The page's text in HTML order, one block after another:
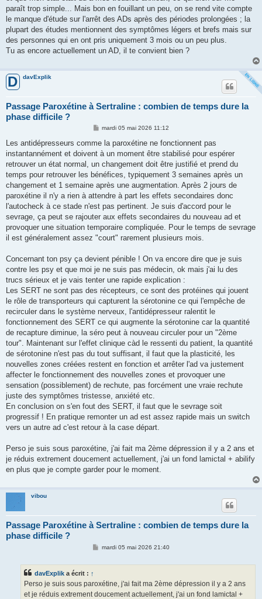
paraît trop simple... Mais bon en fouillant un peu, on se rend vite compte
le manque d'étude sur l'arrêt des ADs après des périodes prolongées ; la
plupart des études mentionnent des symptômes légers et brefs mais sur
des personnes qui en ont pris uniquement 3 mois ou un peu plus.
Tu as encore actuellement un AD, il te convient bien ?
D davExplik
Passage Paroxétine à Sertraline : combien de temps dure la
phase difficile ?
M
s
a
g
mardi 05 mai 2026 11:12
Les antidépresseurs comme la paroxétine ne fonctionnent pas
instantannément et doivent à un moment être stabilisé pour espérer
retrouver un état normal, un changement doit être justifié et prend du
temps pour retrouver les bénéfices, typiquement 3 semaines après un
changement et 1 semaine après une augmentation. Après 2 jours de
paroxétine il n'y a rien à attendre à part les effets secondaires donc
l'autocheck à ce stade n'est pas pertinent. Je suis d'accord pour le
sevrage, ça peut se rajouter aux effets secondaires du nouveau ad et
provoquer une situation temporaire compliquée. Pour le temps de sevrage
il est généralement assez "court" rarement plusieurs mois.
Concernant ton psy ça devient pénible ! On va encore dire que je suis
contre les psy et que moi je ne suis pas médecin, ok mais j'ai lu des
trucs sérieux et je vais tenter une rapide explication :
Les SERT ne sont pas des récepteurs, ce sont des protéines qui jouent
le rôle de transporteurs qui capturent la sérotonine ce qui l'empêche de
recirculer dans le système nerveux, l'antidépresseur ralentit le
fonctionnement des SERT ce qui augmente la sérotonine car la quantité
de recapture diminue, la séro peut à nouveau circuler pour un "2ème
tour". Maintenant sur l'effet clinique càd le ressenti du patient, la quantité
de sérotonine n'est pas du tout suffisant, il faut que la plasticité, les
nouvelles zones créées restent en fonction et arrêter l'ad va justement
affecter le fonctionnement des nouvelles zones et provoquer une
sensation (possiblement) de rechute, pas forcément une vraie rechute
juste des symptômes tristesse, anxiété etc.
En conclusion on s'en fout des SERT, il faut que le sevrage soit
progressif ! En pratique remonter un ad est assez rapide mais un switch
vers un autre ad c'est retour à la case départ.
Perso je suis sous paroxétine, j'ai fait ma 2ème dépression il y a 2 ans et
je réduis extrement doucement actuellement, j'ai un fond lamictal + abilify
en plus que je compte garder pour le moment.
vibou
Passage Paroxétine à Sertraline : combien de temps dure la
phase difficile ?
M
g
mardi 05 mai 2026 21:40
davExplik a écrit : ↑
Perso je suis sous paroxétine, j'ai fait ma 2ème dépression il y a 2 ans
et je réduis extrement doucement actuellement, j'ai un fond lamictal +